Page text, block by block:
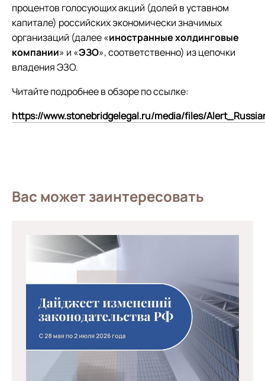
процентов голосующих акций (долей в уставном
капитале) российских экономически значимых
организаций (далее «иностранные холдинговые
компании» и «ЭЗО», соответственно) из цепочки
владения ЭЗО.
Читайте подробнее в обзоре по ссылке:
https://www.stonebridgelegal.ru/media/files/
Вас может заинтересовать